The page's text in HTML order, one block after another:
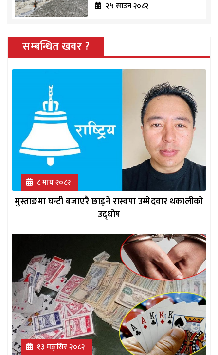
२५ साउन २०८२
सम्बन्धित खवर ?
८ माघ २०८२
मुस्ताङमा घन्टी बजाएरै छाड्ने रास्वपा उम्मेदवार थकालीको
उद्घोष
१३ मङ्सिर २०८२